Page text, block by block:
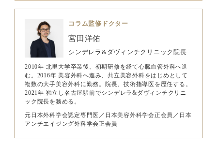
コラム監修ドクター
宮田洋佑
シンデレラ&ダヴィンチクリニック院長
2010年 北里大学卒業後、初期研修を経て心臓血管外科へ進
む。2016年 美容外科へ進み、共立美容外科をはじめとして
複数の大手美容外科に勤務。院長、技術指導医を歴任する。
2021年 独立し名古屋駅前でシンデレラ&ダヴィンチクリニ
ック院長を務める。
元日本外科学会認定専門医／日本美容外科学会正会員／日本
アンチエイジング外科学会正会員